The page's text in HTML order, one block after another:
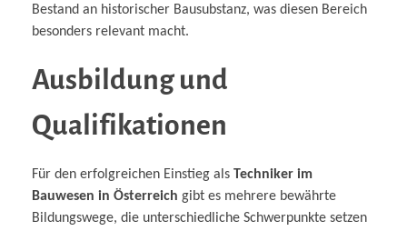
Bestand an historischer Bausubstanz, was diesen Bereich
besonders relevant macht.
Ausbildung und
Qualifikationen
Für den erfolgreichen Einstieg als Techniker im
Bauwesen in Österreich gibt es mehrere bewährte
Bildungswege, die unterschiedliche Schwerpunkte setzen